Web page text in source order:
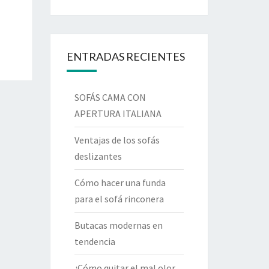
ENTRADAS RECIENTES
SOFÁS CAMA CON
APERTURA ITALIANA
Ventajas de los sofás
deslizantes
Cómo hacer una funda
para el sofá rinconera
Butacas modernas en
tendencia